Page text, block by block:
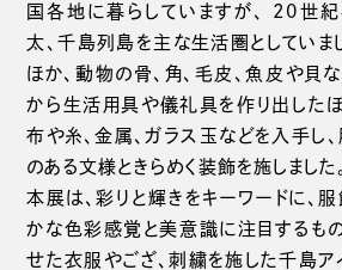
国各地に暮らしていますが、 20世
太、千島列島を主な生活圏としていま
ほか、動物の骨、角、毛皮、魚皮や貝
から生活用具や儀礼具を作り出した
布や糸、金属、ガラス玉などを入手し
のある文様ときらめく装飾を施しました。
本展は、彩りと輝きをキーワードに、
かな色彩感覚と美意識に注目するも
せた衣服やござ、刺繍を施した千島ア